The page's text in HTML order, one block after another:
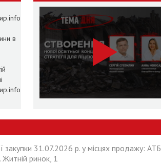
в
закупки 31.07.2026 р. у місцях продажу: АТБ,
ринок, 1